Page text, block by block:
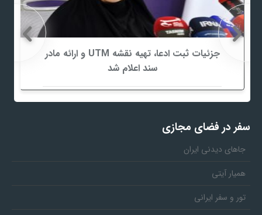
جزئیات ثبت ادعا، تهیه نقشه UTM و ارائه مادر
سند اعلام شد
سفر در فضای مجازی
جاهای دیدنی ایران
همیار آیتی
تور و سفر ایرانی